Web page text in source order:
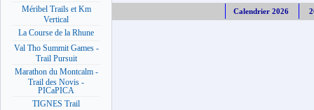
Méribel Trails et Km
Vertical
La Course de la Rhune
Val Tho Summit Games -
Trail Pursuit
Marathon du Montcalm -
Trail des Novis -
PICaPICA
TIGNES Trail
Calendrier 2026